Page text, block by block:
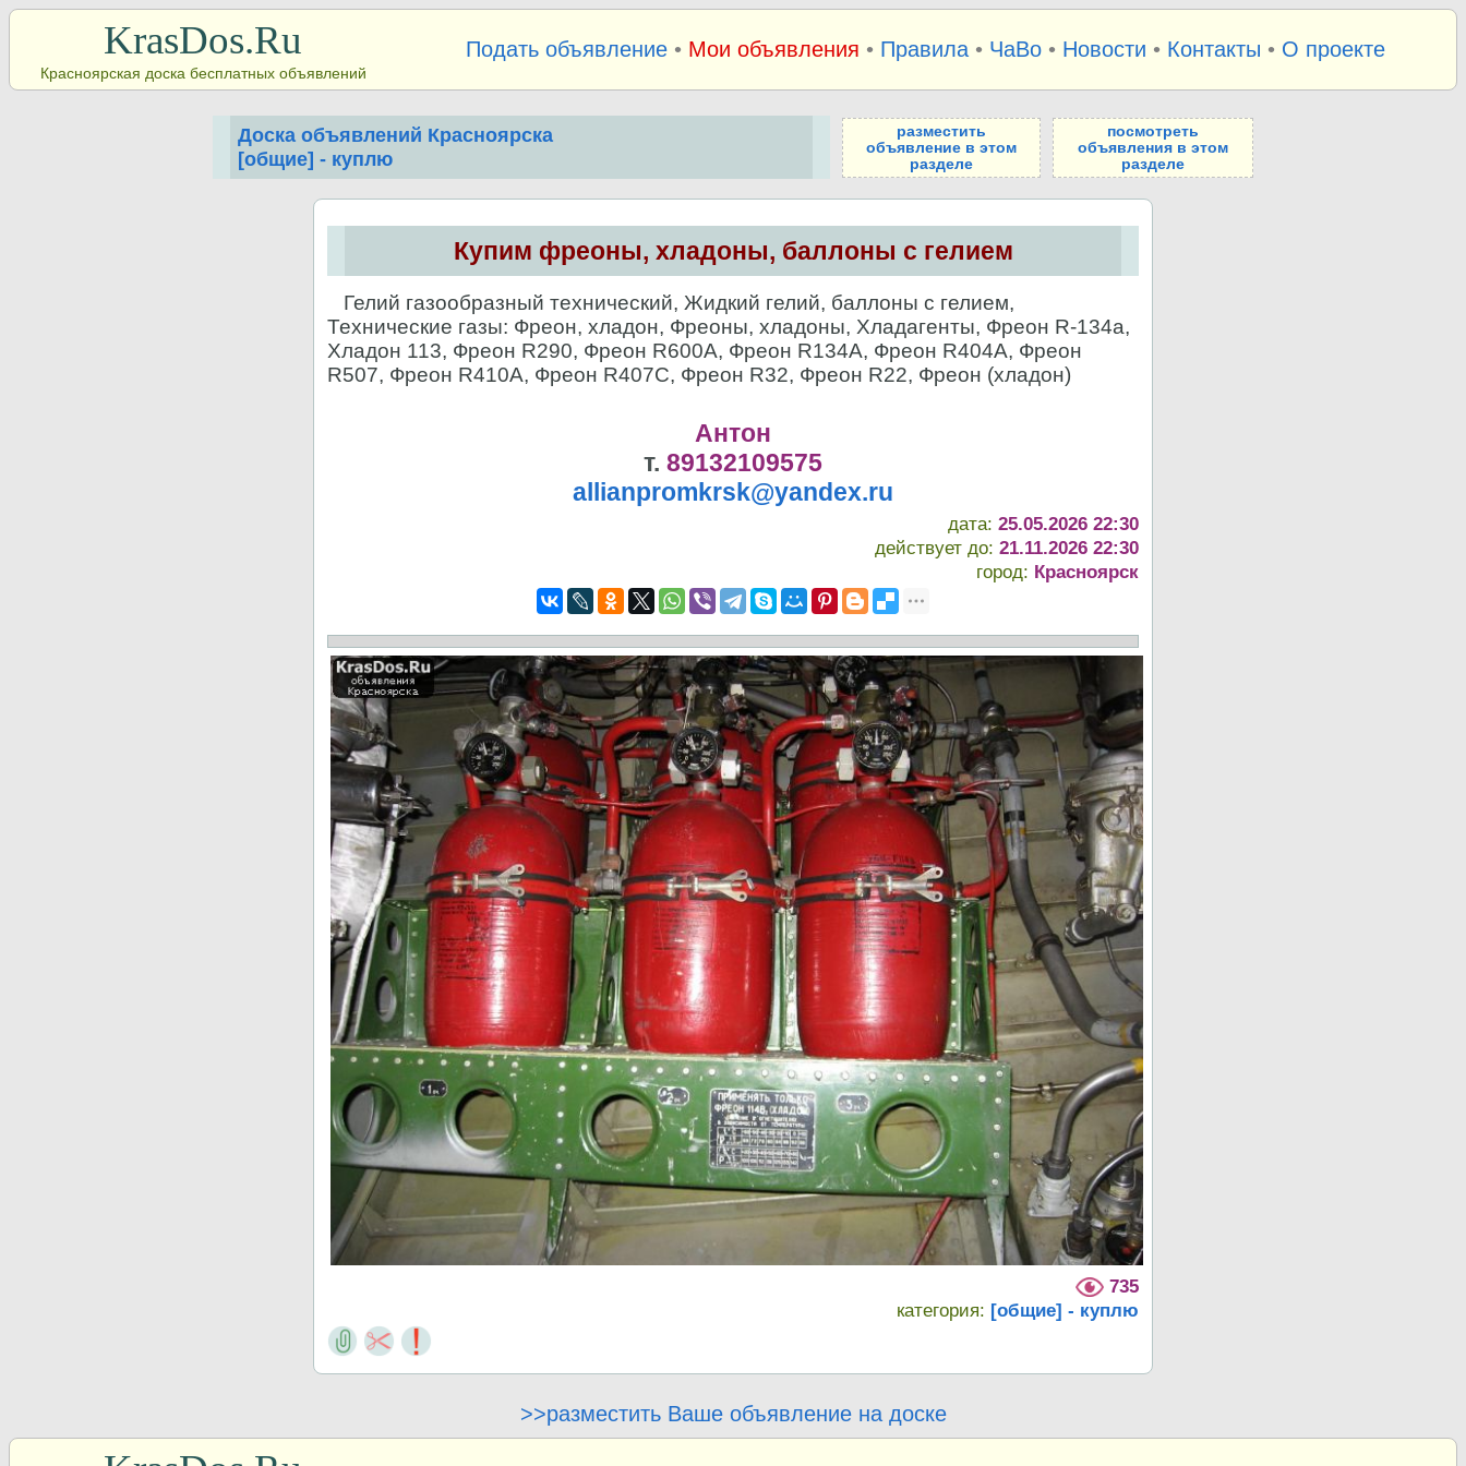
KrasDos.Ru
Красноярская доска бесплатных объявлений
Подать объявление• Мои объявления • Правила• ЧаВо• Новости • Контакты • О проекте
Доска объявлений Красноярска
[общие] - куплю
разместить
объявление в этом
разделе
посмотреть
объявления в этом
разделе
Купим фреоны, хладоны, баллоны с гелием
Гелий газообразный технический, Жидкий гелий, баллоны с гелием,
Технические газы: Фреон, хладон, Фреоны, хладоны, Хладагенты, Фреон R-134a,
Хладон 113, Фреон R290, Фреон R600A, Фреон R134A, Фреон R404A, Фреон
R507, Фреон R410A, Фреон R407С, Фреон R32, Фреон R22, Фреон (хладон)
Антон
т. 89132109575
allianpromkrsk@yandex.ru
дата:25.05.2026 22:30
действует до:21.11.2026 22:30
город: Красноярск
735
категория: [общие] - куплю
>>разместить Ваше объявление на доске